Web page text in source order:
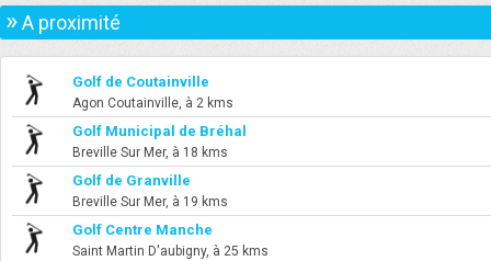
»A proximité
Golf de Coutainville
Agon Coutainville, à 2 kms
Golf Municipal de Bréhal
Breville Sur Mer, à 18 kms
Golf de Granville
Breville Sur Mer, à 19 kms
Golf Centre Manche
Saint Martin D'aubigny, à 25 kms